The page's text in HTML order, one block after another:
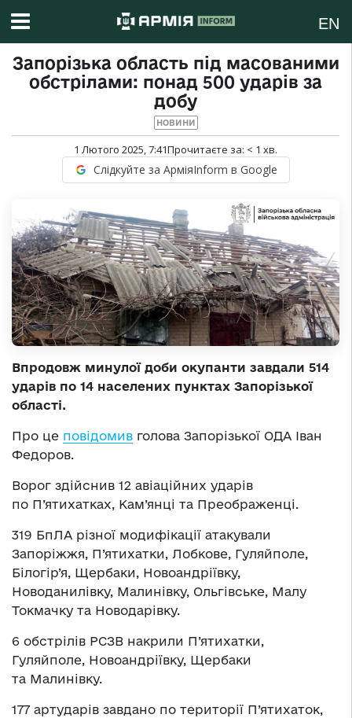
EN
Запорізька область під масованими
обстрілами: понад 500 ударів за
добу
НОВИНИ
1 Лютого 2025, 7:41Прочитаєте за: < 1 хв.
Слідкуйте за АрміяInform в Google
Впродовж минулої доби окупанти завдали 514
ударів по 14 населених пунктах Запорізької
області.
Про це повідомив голова Запорізької ОДА Іван
Федоров.
Ворог здійснив 12 авіаційних ударів
по П’ятихатках, Кам’янці та Преображенці.
319 БпЛА різної модифікації атакували
Запоріжжя, П’ятихатки, Лобкове, Гуляйполе,
Білогір’я, Щербаки, Новоандріївку,
Новоданилівку, Малинівку, Ольгівське, Малу
Токмачку та Новодарівку.
6 обстрілів РСЗВ накрили П’ятихатки,
Гуляйполе, Новоандріївку, Щербаки
та Малинівку.
177 артударів завдано по території П’ятихаток,